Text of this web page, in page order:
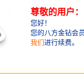
内部配套：酒店：
会所：云端会所及
商业：名车展示